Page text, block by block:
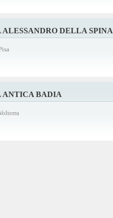
ALESSANDRO DELLA SPINA
ANTICA BADIA